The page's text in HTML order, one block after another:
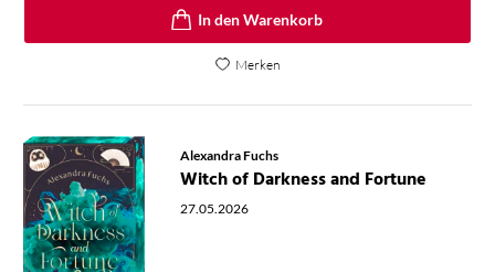
In den Warenkorb
Merken
Alexandra Fuchs
Witch of Darkness and Fortune
27.05.2026